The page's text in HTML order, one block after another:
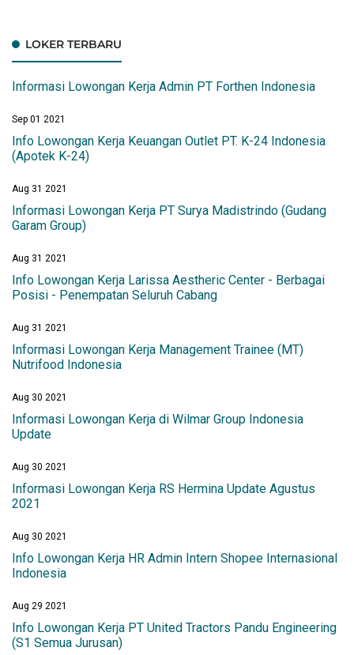
LOKER TERBARU
Informasi Lowongan Kerja Admin PT Forthen Indonesia
Sep 01 2021
Info Lowongan Kerja Keuangan Outlet PT. K-24 Indonesia
(Apotek K-24)
Aug 31 2021
Informasi Lowongan Kerja PT Surya Madistrindo (Gudang
Garam Group)
Aug 31 2021
Info Lowongan Kerja Larissa Aestheric Center - Berbagai
Posisi - Penempatan Seluruh Cabang
Aug 31 2021
Informasi Lowongan Kerja Management Trainee (MT)
Nutrifood Indonesia
Aug 30 2021
Informasi Lowongan Kerja di Wilmar Group Indonesia
Update
Aug 30 2021
Informasi Lowongan Kerja RS Hermina Update Agustus
2021
Aug 30 2021
Info Lowongan Kerja HR Admin Intern Shopee Internasional
Indonesia
Aug 29 2021
Info Lowongan Kerja PT United Tractors Pandu Engineering
(S1 Semua Jurusan)